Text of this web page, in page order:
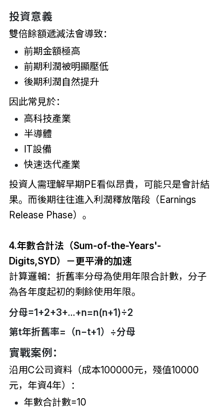
投資意義
雙倍餘額遞減法會導致：
前期金額極高
前期利潤被明顯壓低
後期利潤自然提升
因此常見於：
高科技產業
半導體
IT設備
快速迭代產業
投資人需理解早期PE看似昂貴，可能只是會計結
果。而後期往往進入利潤釋放階段（Earnings
Release Phase）。
4.年數合計法（Sum-of-the-Years'-
Digits,SYD）－更平滑的加速
計算邏輯：折舊率分母為使用年限合計數，分子
為各年度起初的剩餘使用年限。
分母=1+2+3+...+n=n(n+1)÷2
第t年折舊率=（n−t+1）÷分母
實戰案例：
沿用C公司資料（成本100000元，殘值10000
元，年資4年）：
年數合計數=10